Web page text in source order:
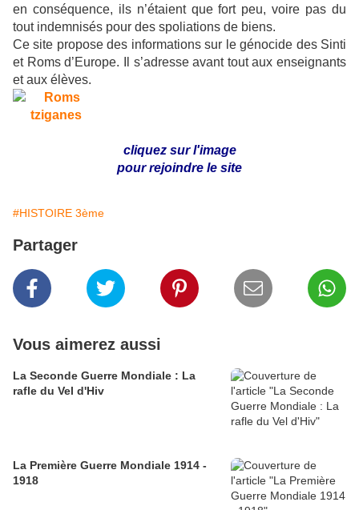
en conséquence, ils n’étaient que fort peu, voire pas du
tout indemnisés pour des spoliations de biens.
Ce site propose des informations sur le génocide des Sinti
et Roms d’Europe. Il s’adresse avant tout aux enseignants
et aux élèves.
cliquez sur l'image
pour rejoindre le site
#HISTOIRE 3ème
Partager
Vous aimerez aussi
La Seconde Guerre Mondiale : La
rafle du Vel d'Hiv
La Première Guerre Mondiale 1914 -
1918